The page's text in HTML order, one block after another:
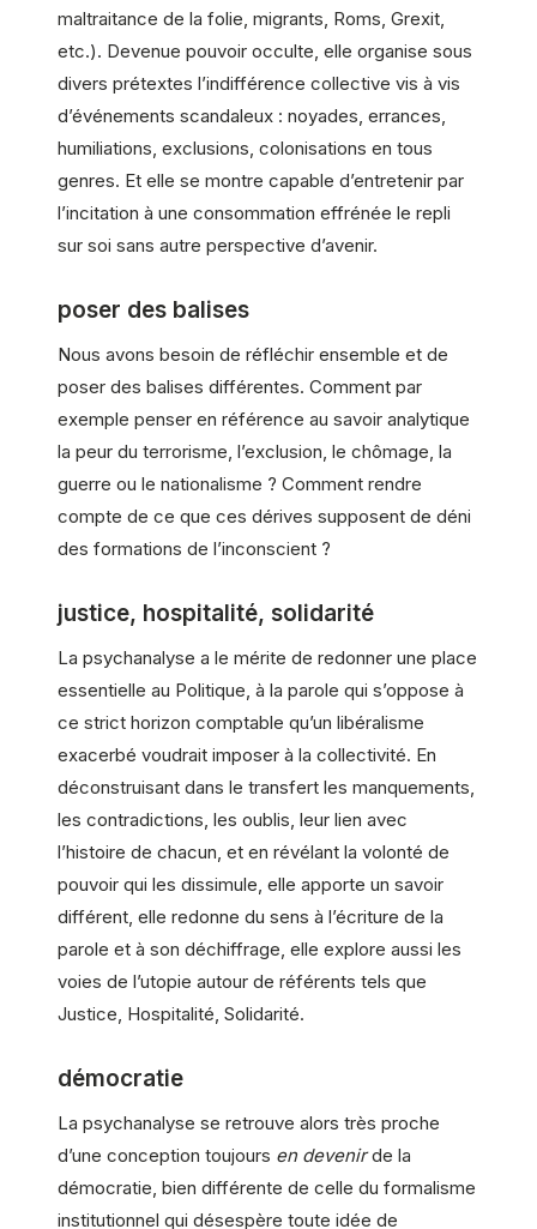
maltraitance de la folie, migrants, Roms, Grexit,
etc.). Devenue pouvoir occulte, elle organise sous
divers prétextes l’indifférence collective vis à vis
d’événements scandaleux : noyades, errances,
humiliations, exclusions, colonisations en tous
genres. Et elle se montre capable d’entretenir par
l’incitation à une consommation effrénée le repli
sur soi sans autre perspective d’avenir.
poser des balises
Nous avons besoin de réfléchir ensemble et de
poser des balises différentes. Comment par
exemple penser en référence au savoir analytique
la peur du terrorisme, l’exclusion, le chômage, la
guerre ou le nationalisme ? Comment rendre
compte de ce que ces dérives supposent de déni
des formations de l’inconscient ?
justice, hospitalité, solidarité
La psychanalyse a le mérite de redonner une place
essentielle au Politique, à la parole qui s’oppose à
ce strict horizon comptable qu’un libéralisme
exacerbé voudrait imposer à la collectivité. En
déconstruisant dans le transfert les manquements,
les contradictions, les oublis, leur lien avec
l’histoire de chacun, et en révélant la volonté de
pouvoir qui les dissimule, elle apporte un savoir
différent, elle redonne du sens à l’écriture de la
parole et à son déchiffrage, elle explore aussi les
voies de l’utopie autour de référents tels que
Justice, Hospitalité, Solidarité.
démocratie
La psychanalyse se retrouve alors très proche
d’une conception toujours en devenirde la
démocratie, bien différente de celle du formalisme
institutionnel qui désespère toute idée de